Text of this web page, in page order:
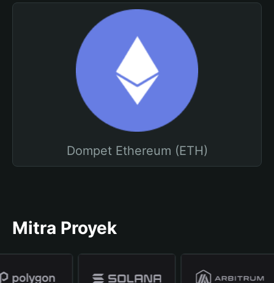
Dompet Ethereum (ETH)
Mitra Proyek